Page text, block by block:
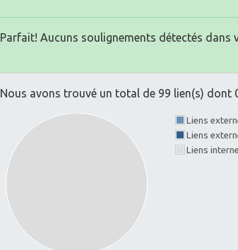
Parfait! Aucuns soulignements détectés dans
Nous avons trouvé un total de 99 lien(s) dont
Liens
Liens
Liens